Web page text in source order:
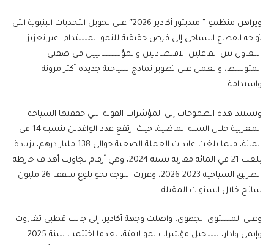
ويراهن منظمو ” ميديتور أكادير 2026″ على تحويل التحديات البنيوية التي
تواجه القطاع السياحي إلى فرص حقيقية للنمو المستدام، عبر تعزيز
التعاون بين الفاعلين الاقتصاديين والمؤسساتيين في ضفتي
المتوسط، والعمل على تطوير نماذج سياحية جديدة أكثر مرونة
واستدامة.
وتستند هذه الطموحات إلى المؤشرات القوية التي حققتها السياحة
المغربية خلال السنة الماضية، حيث ارتفع عدد الوافدين بنسبة 14 في
المائة، فيما بلغت عائدات العملة الصعبة حوالي 138 مليار درهم، بزيادة
بلغت 21 في المائة مقارنة بسنة 2024، وهي أرقام تجاوزت أهداف خارطة
الطريق السياحية 2023-2026، وعززت التوجه نحو بلوغ سقف 26 مليون
سائح خلال السنوات المقبلة.
وعلى المستوى الجهوي، واصلت وجهة أكادير، إلى جانب قطبي تغازوت
وإيمي وادار، تسجيل مؤشرات نمو لافتة، بعدما اختتمت سنة 2025